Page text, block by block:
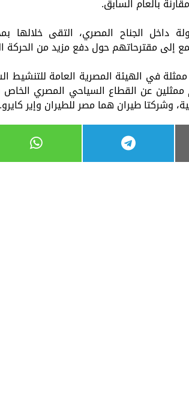
داخل الجناح المصري، التقى خلالها
إلى مقترحاتهم حول دفع مزيد من الحركة